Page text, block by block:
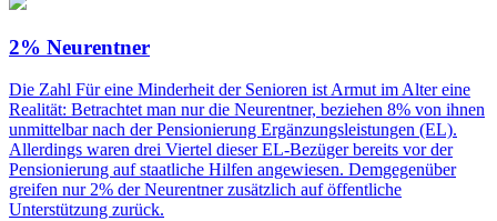
2% Neurentner
Die Zahl Für eine Minderheit der Senioren ist Armut im Alter eine
Realität: Betrachtet man nur die Neurentner, beziehen 8% von ihnen
unmittelbar nach der Pensionierung Ergänzungsleistungen (EL).
Allerdings waren drei Viertel dieser EL-Bezüger bereits vor der
Pensionierung auf staatliche Hilfen angewiesen. Demgegenüber
greifen nur 2% der Neurentner zusätzlich auf öffentliche
Unterstützung zurück.